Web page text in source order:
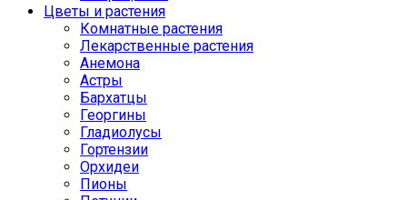
Цветы и растения
Комнатные растения
Лекарственные растения
Анемона
Астры
Бархатцы
Георгины
Гладиолусы
Гортензии
Орхидеи
Пионы